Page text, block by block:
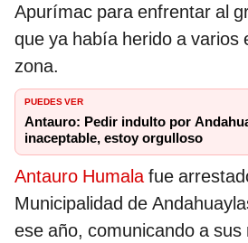
Apurímac para enfrentar al
que ya había herido a varios
zona.
PUEDES VER
Antauro: Pedir indulto por
inaceptable, estoy orgulloso
Antauro Humalafue
Municipalidad de
ese año, comunicando a